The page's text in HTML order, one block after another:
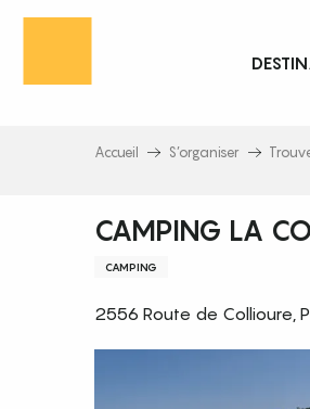
Aller
principal
Accueil S’organiser
CAMPING LA
CAMPING
2556 Route de Collioure,